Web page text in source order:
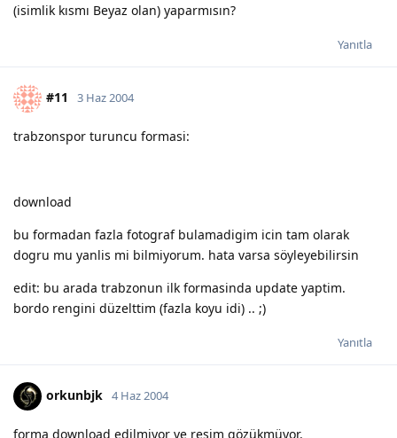
(isimlik kısmı Beyaz olan) yaparmısın?
Yanıtla
#11 3 Haz 2004
trabzonspor turuncu formasi:
download
bu formadan fazla fotograf bulamadigim icin tam olarak
dogru mu yanlis mi bilmiyorum. hata varsa söyleyebilirsin
edit: bu arada trabzonun ilk formasinda update yaptim.
bordo rengini düzelttim (fazla koyu idi) .. ;)
Yanıtla
orkunbjk 4 Haz 2004
forma download edilmiyor ve resim gözükmüyor.